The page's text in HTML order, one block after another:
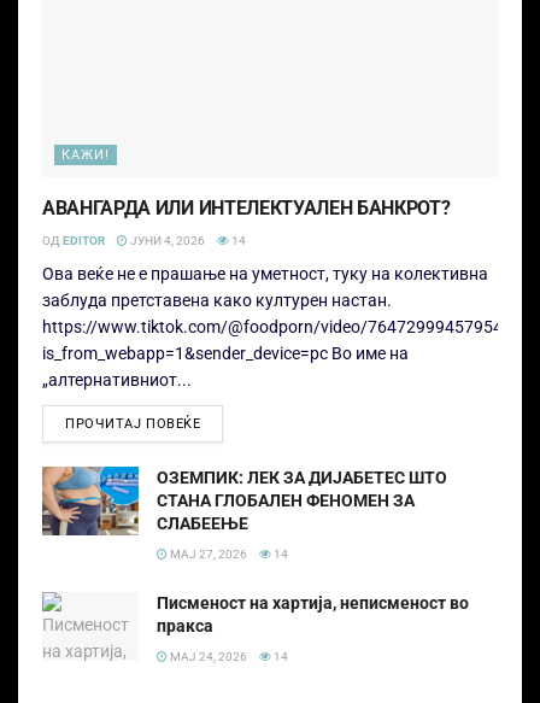
КАЖИ!
АВАНГАРДА ИЛИ ИНТЕЛЕКТУАЛЕН БАНКРОТ?
ОД EDITOR ЈУНИ 4, 2026 14
Ова веќе не е прашање на уметност, туку на колективна
заблуда претставена како културен настан.
https://www.tiktok.com/@foodporn/video/
is_from_webapp=1&sender_device=pc Во име на
„алтернативниот...
ПРОЧИТАЈ ПОВЕЌЕ
ОЗЕМПИК: ЛЕК ЗА ДИЈАБЕТЕС ШТО
СТАНА ГЛОБАЛЕН ФЕНОМЕН ЗА
СЛАБЕЕЊЕ
МАЈ 27, 2026 14
Писменост на хартија, неписменост во
пракса
МАЈ 24, 2026 14